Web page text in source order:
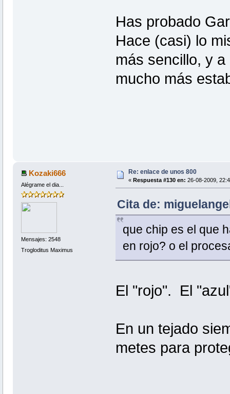
Has probado
Hace (casi) lo
más sencillo, y
mucho más
Kozaki666
Alégrame el dia...
Mensajes: 2548
Trogloditus Maximus
Re: enlace de unos 800
« Respuesta #130 en: 26-08-2009,
Cita de:
que chip es el que
en rojo? o el
El "rojo". El
En un tejado
metes para